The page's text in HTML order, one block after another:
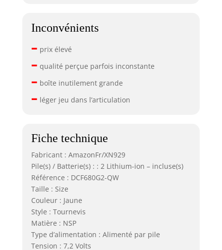
Inconvénients
– prix élevé
– qualité perçue parfois inconstante
– boîte inutilement grande
– léger jeu dans l’articulation
Fiche technique
Fabricant : AmazonFr/XN929
Pile(s) / Batterie(s) : : 2 Lithium-ion – incluse(s)
Référence : DCF680G2-QW
Taille : Size
Couleur : Jaune
Style : Tournevis
Matière : NSP
Type d’alimentation : Alimenté par pile
Tension : 7,2 Volts